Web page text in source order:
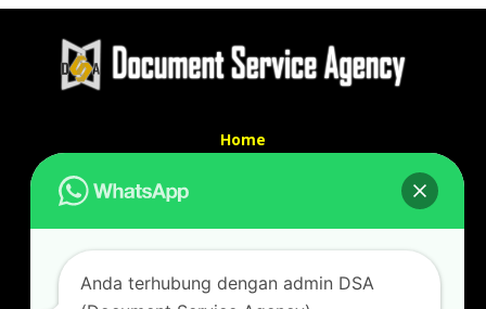
Home
Kontak kami
Alamat kantor :
Anda terhubung dengan admin DSA